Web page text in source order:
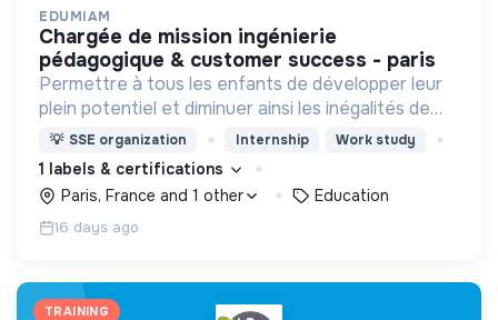
EDUMIAM
chargée de mission ingénierie
pédagogique & customer success - paris
Permettre à tous les enfants de développer leur
plein potentiel et diminuer ainsi les inégalités de
destin...rien que ça !
💡 SSE organization Internship Work study
1 labels & certifications
Paris, France and 1 other
Education
16 days ago
TRAINING